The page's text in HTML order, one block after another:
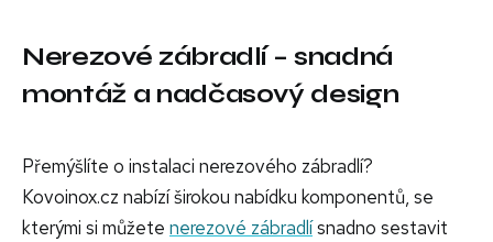
Nerezové zábradlí – snadná
montáž a nadčasový design
Přemýšlíte o instalaci nerezového zábradlí?
Kovoinox.cz nabízí širokou nabídku komponentů, se
kterými si můžete nerezové zábradlísnadno sestavit